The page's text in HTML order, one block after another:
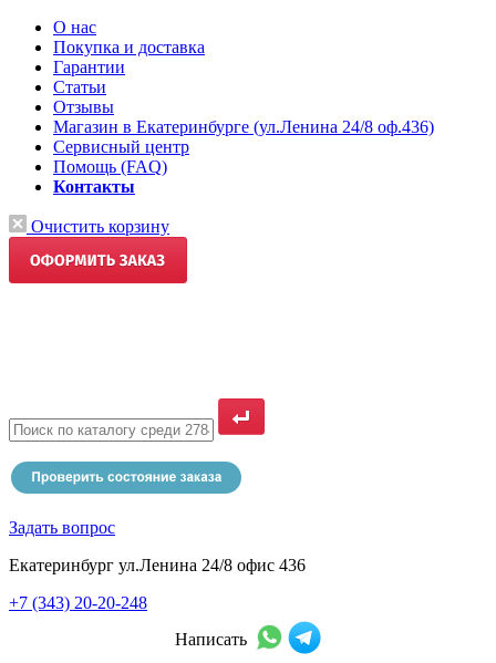
О нас
Покупка и доставка
Гарантии
Статьи
Отзывы
Магазин в Екатеринбурге (ул.Ленина 24/8 оф.436)
Сервисный центр
Помощь (FAQ)
Контакты
Очистить корзину
Задать вопрос
Екатеринбург ул.Ленина 24/8 офис 436
+7 (343) 20-20-248
Написать